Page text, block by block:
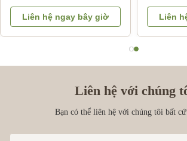
men cho tấm Melamine
sáng bóng Mã HS
Liên hệ ngay bây giờ
đồ ăn
đúc A5
Liên
Liên hệ với chúng
Bạn có thể liên hệ với chúng tôi bất